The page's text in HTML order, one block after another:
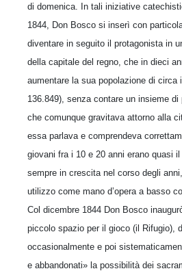
di domenica. In tali iniziative
1844, Don Bosco si inserì con
diventare in seguito il protagonista in
della capitale del regno, che in dieci
aumentare la sua popolazione di circa
136.849), senza contare un insieme
che comunque gravitava attorno alla
essa parlava e comprendeva
giovani fra i 10 e 20 anni erano quasi
sempre in crescita nel corso degli
utilizzo come mano d’opera a basso
Col dicembre 1844 Don Bosco
piccolo spazio per il gioco (il Rifugio),
occasionalmente e poi
e abbandonati» la possibilità dei